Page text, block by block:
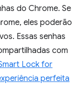
do Chrome. Se
eles poderão
Essas senhas
com
Lock for
perfeita